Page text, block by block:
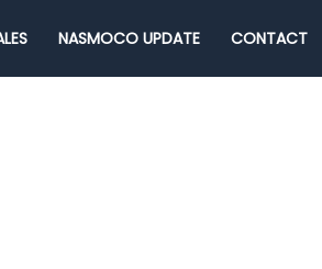
NASMOCO UPDATE CONTACT